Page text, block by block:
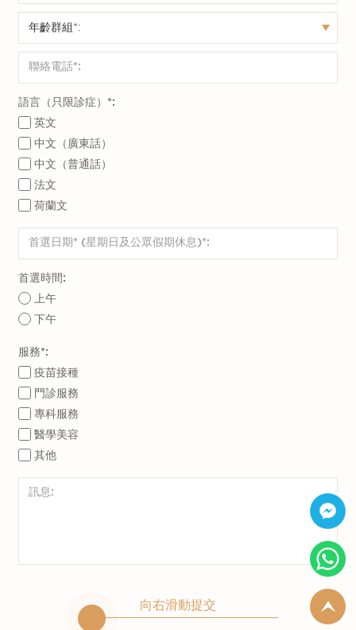
語言（只限診症）*:
英文
中文（廣東話）
中文（普通話）
法文
荷蘭文
首選時間:
上午
下午
服務*:
疫苗接種
門診服務
專科服務
醫學美容
其他
向右滑動提交